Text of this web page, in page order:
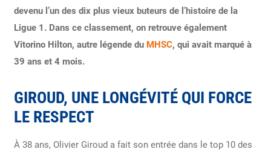
devenu l’un des dix plus vieux buteurs de l’histoire de la
Ligue 1. Dans ce classement, on retrouve également
Vitorino Hilton, autre légende du MHSC, qui avait marqué à
39 ans et 4 mois.
GIROUD, UNE LONGÉVITÉ QUI FORCE
LE RESPECT
À 38 ans, Olivier Giroud a fait son entrée dans le top 10 des